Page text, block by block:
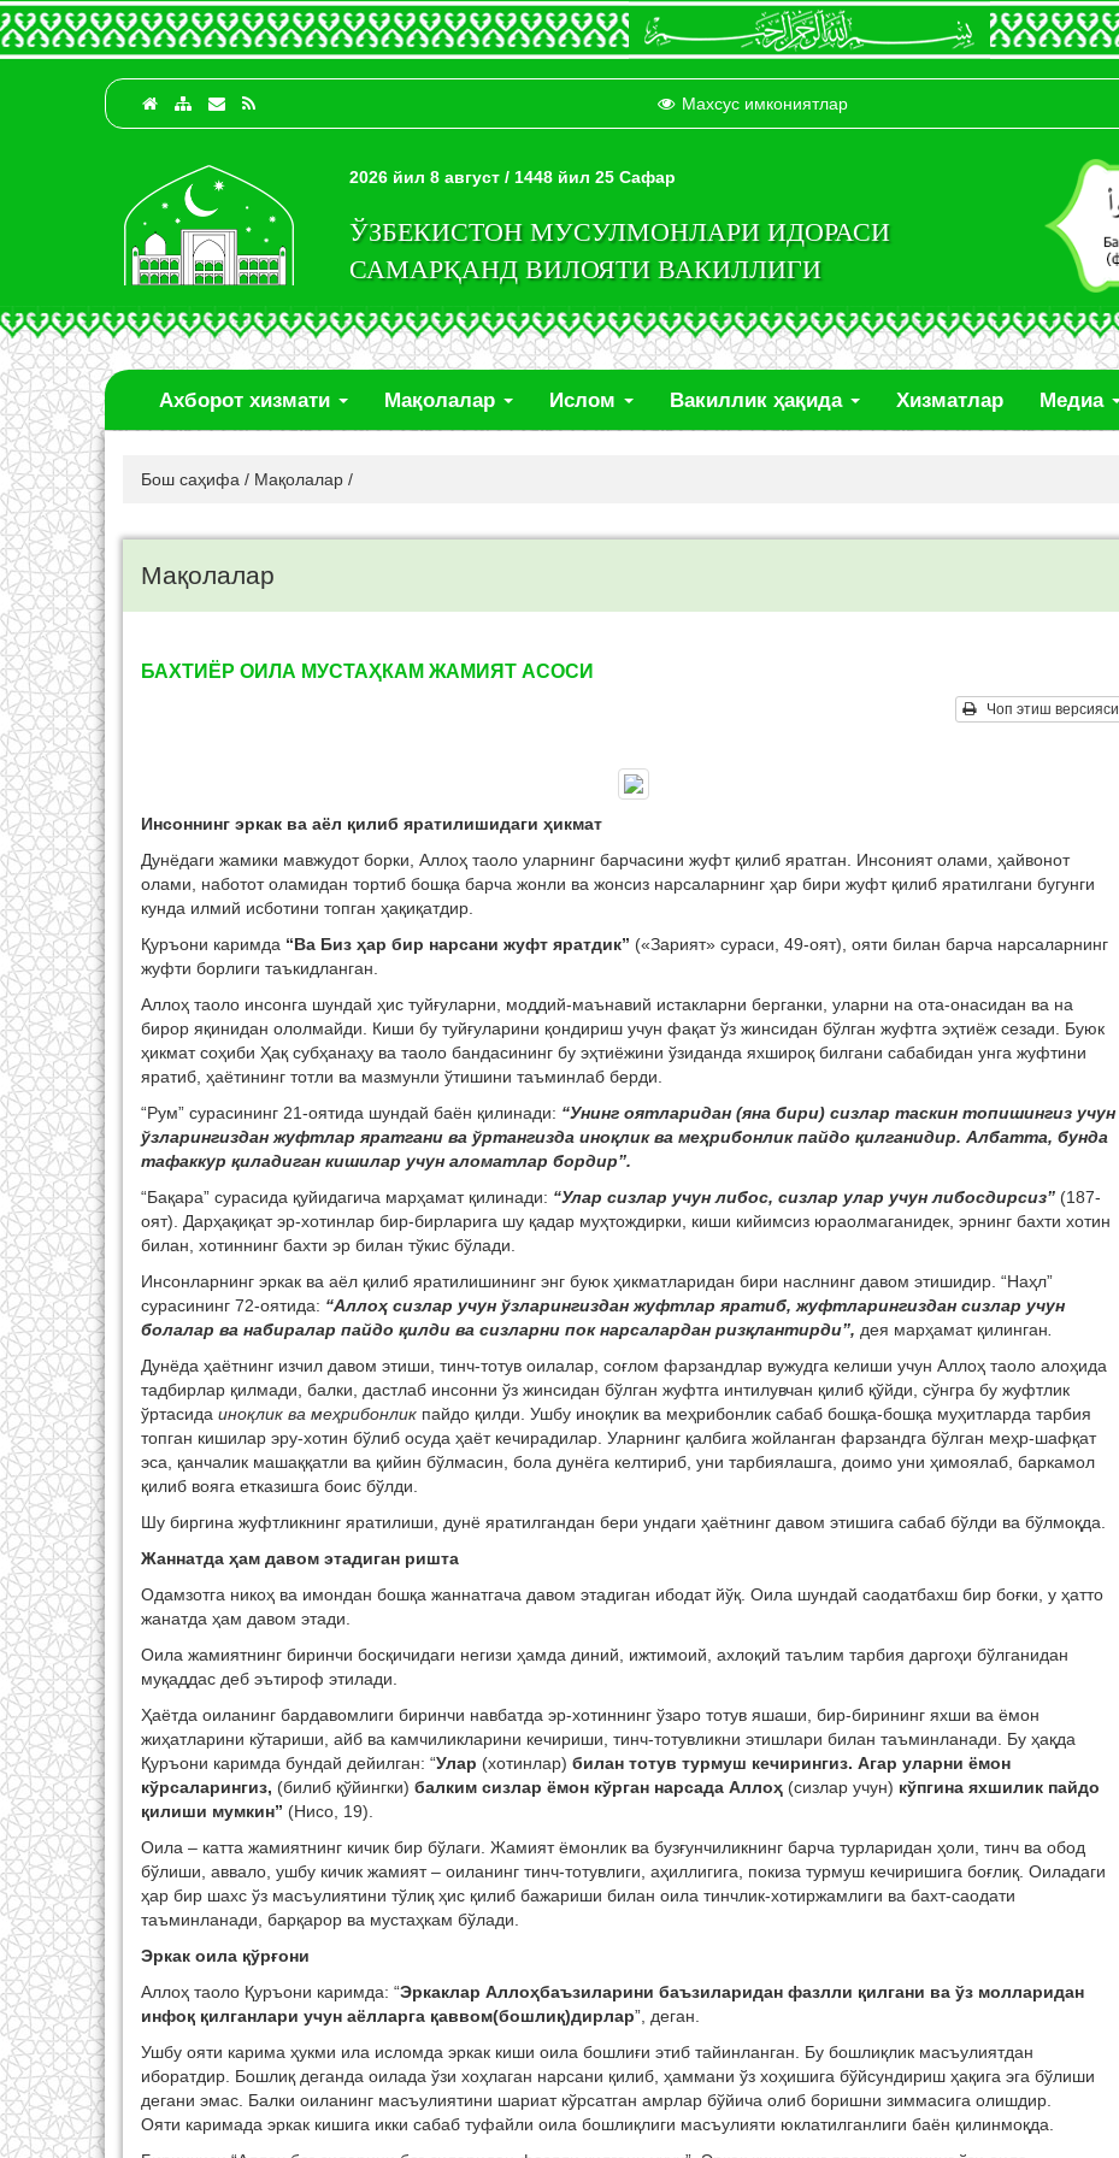
Махсус имкониятлар
2026 йил 8 август / 1448 йил 25 Сафар
ЎЗБЕКИСТОН МУСУЛМОНЛАРИ ИДОРАСИ
САМАРҚАНД ВИЛОЯТИ ВАКИЛЛИГИ
Ахборот хизмати Мақолалар Ислом Вакиллик ҳақида Хизматлар Медиа
Бош саҳифа / Мақолалар /
Мақолалар
БАХТИЁР ОИЛА МУСТАҲКАМ ЖАМИЯТ АСОСИ
Чоп этиш версияси
Инсоннинг эркак ва аёл қилиб яратилишидаги ҳикмат
Дунёдаги жамики мавжудот борки, Аллоҳ таоло уларнинг барчасини жуфт қилиб яратган. Инсоният олами, ҳайвонот
олами, наботот оламидан тортиб бошқа барча жонли ва жонсиз нарсаларнинг ҳар бири жуфт қилиб яратилгани бугунги
кунда илмий исботини топган ҳақиқатдир.
Қуръони каримда “Ва Биз ҳар бир нарсани жуфт яратдик” («Зарият» сураси, 49-оят), ояти билан барча нарсаларнинг
жуфти борлиги таъкидланган.
Аллоҳ таоло инсонга шундай ҳис туйғуларни, моддий-маънавий истакларни берганки, уларни на ота-онасидан ва на
бирор яқинидан ололмайди. Киши бу туйғуларини қондириш учун фақат ўз жинсидан бўлган жуфтга эҳтиёж сезади. Буюк
ҳикмат соҳиби Ҳақ субҳанаҳу ва таоло бандасининг бу эҳтиёжини ўзиданда яхшироқ билгани сабабидан унга жуфтини
яратиб, ҳаётининг тотли ва мазмунли ўтишини таъминлаб берди.
“Рум” сурасининг 21-оятида шундай баён қилинади: “Унинг оятларидан (яна бири) сизлар таскин топишингиз учун
ўзларингиздан жуфтлар яратгани ва ўртангизда иноқлик ва меҳрибонлик пайдо қилганидир. Албатта, бунда
тафаккур қиладиган кишилар учун аломатлар бордир”.
“Бақара” сурасида қуйидагича марҳамат қилинади: “Улар сизлар учун либос, сизлар улар учун либосдирсиз” (187-
оят). Дарҳақиқат эр-хотинлар бир-бирларига шу қадар муҳтождирки, киши кийимсиз юраолмаганидек, эрнинг бахти хотин
билан, хотиннинг бахти эр билан тўкис бўлади.
Инсонларнинг эркак ва аёл қилиб яратилишининг энг буюк ҳикматларидан бири наслнинг давом этишидир. “Наҳл”
сурасининг 72-оятида: “Аллоҳ сизлар учун ўзларингиздан жуфтлар яратиб, жуфтларингиздан сизлар учун
болалар ва набиралар пайдо қилди ва сизларни пок нарсалардан ризқлантирди”, дея марҳамат қилинган
Дунёда ҳаётнинг изчил давом этиши, тинч-тотув оилалар, соғлом фарзандлар вужудга келиши учун Аллоҳ таоло алоҳида
тадбирлар қилмади, балки, дастлаб инсонни ўз жинсидан бўлган жуфтга интилувчан қилиб қўйди, сўнгра бу жуфтлик
ўртасида иноқлик ва меҳрибонлик пайдо қилди. Ушбу иноқлик ва меҳрибонлик сабаб бошқа-бошқа муҳитларда тарбия
топган кишилар эру-хотин бўлиб осуда ҳаёт кечирадилар. Уларнинг қалбига жойланган фарзандга бўлган меҳр-шафқат
эса, қанчалик машаққатли ва қийин бўлмасин, бола дунёга келтириб, уни тарбиялашга, доимо уни ҳимоялаб, баркамол
қилиб вояга етказишга боис бўлди.
Шу биргина жуфтликнинг яратилиши, дунё яратилгандан бери ундаги ҳаётнинг давом этишига сабаб бўлди ва бўлмоқда.
Жаннатда ҳам давом этадиган ришта
Одамзотга никоҳ ва имондан бошқа жаннатгача давом этадиган ибодат йўқ. Оила шундай саодатбахш бир боғки, у ҳатто
жанатда ҳам давом этади.
Оила жамиятнинг биринчи босқичидаги негизи ҳамда диний, ижтимоий, ахлоқий таълим тарбия даргоҳи бўлганидан
муқаддас деб эътироф этилади.
Ҳаётда оиланинг бардавомлиги биринчи навбатда эр-хотиннинг ўзаро тотув яшаши, бир-бирининг яхши ва ёмон
жиҳатларини кўтариши, айб ва камчиликларини кечириши, тинч-тотувликни этишлари билан таъминланади. Бу ҳақда
Қуръони каримда бундай дейилган: “Улар (хотинлар) билан тотув турмуш кечирингиз. Агар уларни ёмон
кўрсаларингиз, (билиб қўйингки) балким сизлар ёмон кўрган нарсада Аллоҳ (сизлар учун) кўпгина яхшилик пайдо
қилиши мумкин” (Нисо, 19).
Оила – катта жамиятнинг кичик бир бўлаги. Жамият ёмонлик ва бузғунчиликнинг барча турларидан ҳоли, тинч ва обод
бўлиши, аввало, ушбу кичик жамият – оиланинг тинч-тотувлиги, аҳиллигига, покиза турмуш кечиришига боғлиқ. Оиладаги
ҳар бир шахс ўз масъулиятини тўлиқ ҳис қилиб бажариши билан оила тинчлик-хотиржамлиги ва бахт-саодати
таъминланади, барқарор ва мустаҳкам бўлади.
Эркак оила қўрғони
Аллоҳ таоло Қуръони каримда: “Эркаклар Аллоҳбаъзиларини баъзиларидан фазлли қилгани ва ўз молларидан
инфоқ қилганлари учун аёлларга қаввом(бошлиқ)дирлар”, деган.
Ушбу ояти карима ҳукми ила исломда эркак киши оила бошлиғи этиб тайинланган. Бу бошлиқлик масъулиятдан
иборатдир. Бошлиқ деганда оилада ўзи хоҳлаган нарсани қилиб, ҳаммани ўз хоҳишига бўйсундириш ҳақига эга бўлиши
дегани эмас. Балки оиланинг масъулиятини шариат кўрсатган амрлар бўйича олиб боришни зиммасига олишдир.
Ояти каримада эркак кишига икки сабаб туфайли оила бошлиқлиги масъулияти юклатилганлиги баён қилинмоқда.